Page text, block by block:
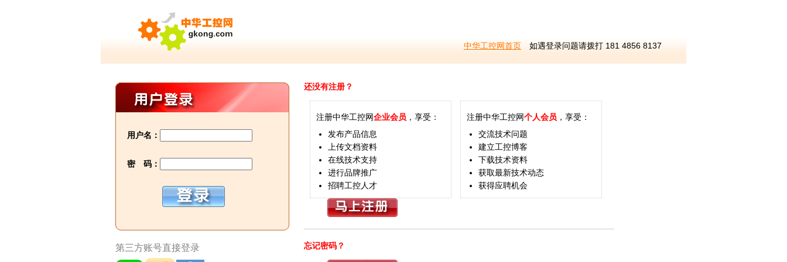
中华工控网首页 如遇登录问题请拨打 181 4856 8137
用户名：
密 码：
第三方账号直接登录
还没有注册？
注册中华工控网企业会员 ，享受：
发布产品信息
上传文档资料
在线技术支持
进行品牌推广
招聘工控人才
注册中华工控网个人会员 ，享受：
交流技术问题
建立工控博客
下载技术资料
获取最新技术动态
获得应聘机会
忘记密码？